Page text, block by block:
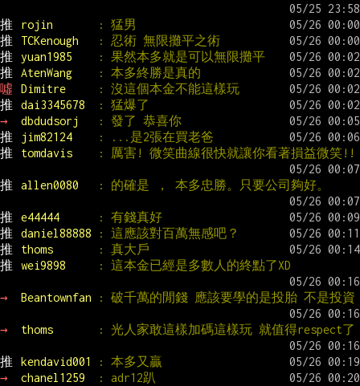
推 rojin
: 猛男
推
TCKenough
: 忍術 無限攤平之術
推
yuan1985
: 果然本多就是可以無限攤平
推
AtenWang
: 本多終勝是真的
噓
Dimitre
: 沒這個本金不能這樣玩
推
dai3345678
: 猛爆了
→
dbdudsorj
: 發了 恭喜你
推
jim82124
: ...是2張在買老爸
推
tomdavis : 厲害! 微笑曲線很快就讓你看著損益微笑!!
推 allen0080 : 的確是 ， 本多忠勝。只要公司夠好。
推 e44444
: 有錢真好
推
daniel88888
: 這應該對百萬無感吧？
推
thoms
: 真大戶
推
wei9898 : 這本金已經是多數人的終點了XD
→ Beantownfan : 破千萬的閒錢 應該要學的是投胎 不是投資
→ thoms : 光人家敢這樣加碼這樣玩 就值得respect了
推 kendavid001
: 本多又贏
→
chanel1259
: adr12趴